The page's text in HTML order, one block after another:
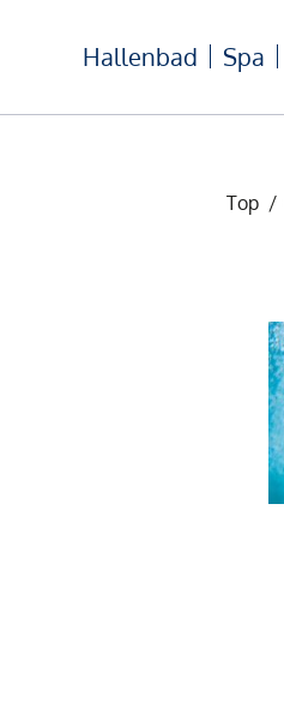
Hallenbad Spa
Top /